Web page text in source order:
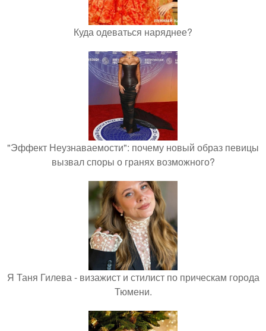
Куда одеваться наряднее?
"Эффект Неузнаваемости": почему новый образ певицы
вызвал споры о гранях возможного?
Я Таня Гилева - визажист и стилист по прическам города
Тюмени.